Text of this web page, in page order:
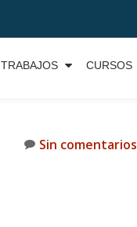
TRABAJOS CURSOS
Sin comentarios